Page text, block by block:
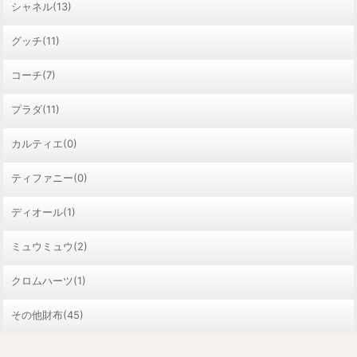
シャネル(13)
グッチ(11)
コーチ(7)
プラダ(11)
カルティエ(0)
ティファニー(0)
ディオール(1)
ミュウミュウ(2)
クロムハーツ(1)
その他財布(45)